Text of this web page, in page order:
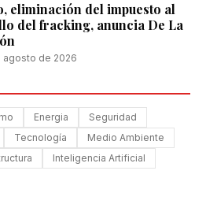
eliminación del impuesto al
del fracking, anuncia De La
agosto de 2026
Energia
Seguridad
Tecnología
Medio Ambiente
Inteligencia Artificial